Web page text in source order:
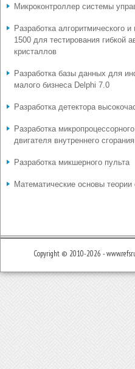
Микроконтроллер системы
Разработка алгоритмического
1500 для тестирования гибкой
кристаллов
Разработка базы данных для
малого бизнеса Delphi 7.0
Разработка детектора
Разработка
двигателя внутреннего
Разработка микшерного пульта
Математические основы теории
Copyright © 2010-2026 -